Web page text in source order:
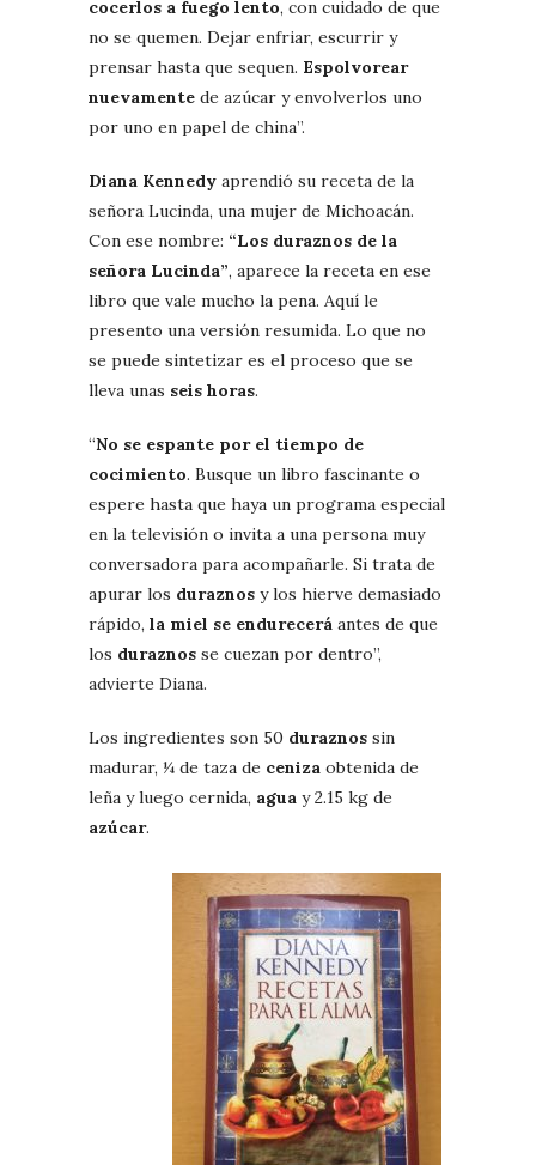
cocerlos a fuego lento, con cuidado de que
no se quemen. Dejar enfriar, escurrir y
prensar hasta que sequen. Espolvorear
nuevamente de azúcar y envolverlos uno
por uno en papel de china”.
Diana Kennedy aprendió su receta de la
señora Lucinda, una mujer de Michoacán.
Con ese nombre: “Los duraznos de la
señora Lucinda”, aparece la receta en ese
libro que vale mucho la pena. Aquí le
presento una versión resumida. Lo que no
se puede sintetizar es el proceso que se
lleva unas seis horas.
“No se espante por el tiempo de
cocimiento. Busque un libro fascinante o
espere hasta que haya un programa especial
en la televisión o invita a una persona muy
conversadora para acompañarle. Si trata de
apurar los duraznos y los hierve demasiado
rápido, la miel se endurecerá antes de que
los duraznos se cuezan por dentro”,
advierte Diana.
Los ingredientes son 50 duraznos sin
madurar, ¼ de taza de ceniza obtenida de
leña y luego cernida, agua y 2.15 kg de
azúcar.